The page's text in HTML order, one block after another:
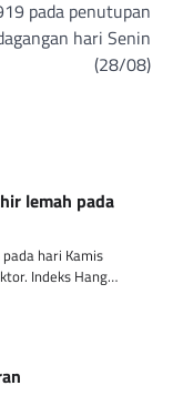
pada penutupan
hari Senin
(28/08)
lemah pada
hari Kamis
Indeks Hang…